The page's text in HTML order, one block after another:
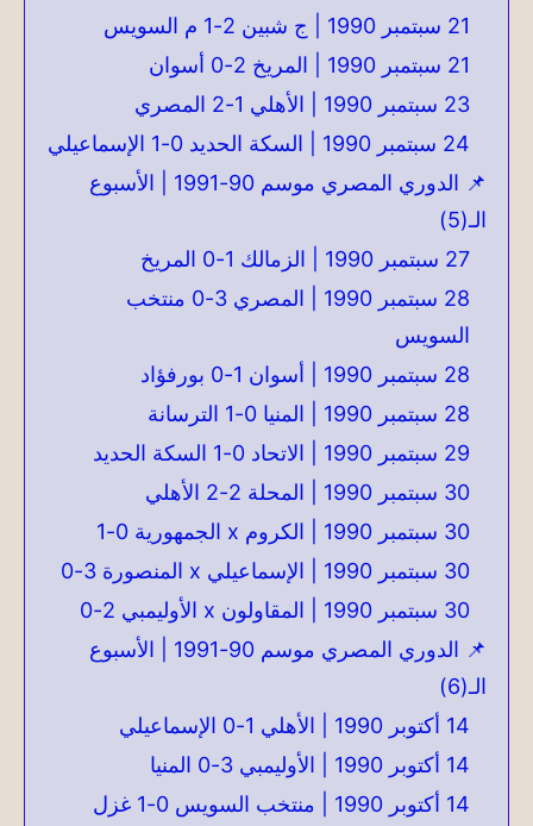
21 سبتمبر 1990 | ج شبين 2-1 م السويس
21 سبتمبر 1990 | المريخ 2-0 أسوان
23 سبتمبر 1990 | الأهلي 1-2 المصري
24 سبتمبر 1990 | السكة الحديد 0-1 الإسماعيلي
📌 الدوري المصري موسم 90-1991 | الأسبوع
الـ(5)
27 سبتمبر 1990 | الزمالك 1-0 المريخ
28 سبتمبر 1990 | المصري 3-0 منتخب
السويس
28 سبتمبر 1990 | أسوان 1-0 بورفؤاد
28 سبتمبر 1990 | المنيا 0-1 الترسانة
29 سبتمبر 1990 | الاتحاد 0-1 السكة الحديد
30 سبتمبر 1990 | المحلة 2-2 الأهلي
30 سبتمبر 1990 | الكروم x الجمهورية 0-1
30 سبتمبر 1990 | الإسماعيلي x المنصورة 3-0
30 سبتمبر 1990 | المقاولون x الأوليمبي 2-0
📌 الدوري المصري موسم 90-1991 | الأسبوع
الـ(6)
14 أكتوبر 1990 | الأهلي 1-0 الإسماعيلي
14 أكتوبر 1990 | الأوليمبي 3-0 المنيا
14 أكتوبر 1990 | منتخب السويس 0-1 غزل